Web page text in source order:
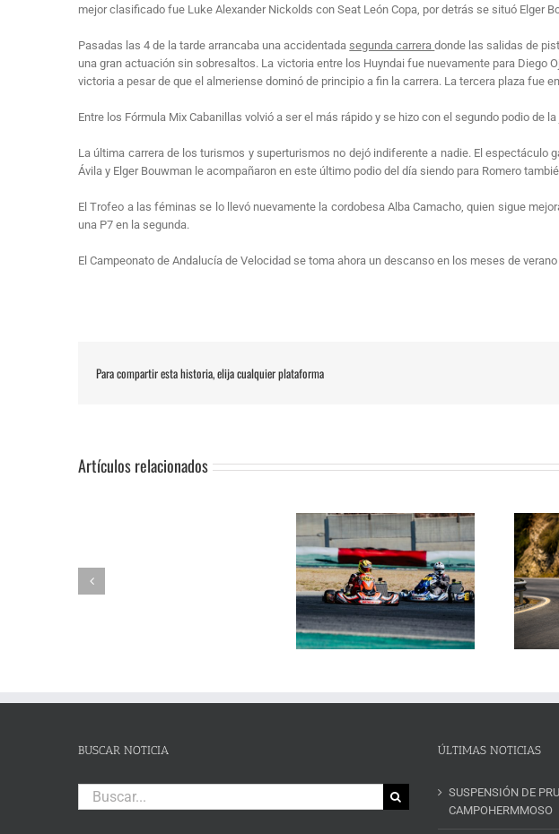
mejor clasificado fue Luke Alexander Nickolds con Seat León Copa, por detrás se situó Elger
Pasadas las 4 de la tarde arrancaba una accidentadasegunda carreradonde las salidas de
una gran actuación sin sobresaltos. La victoria entre los Huyndai fue nuevamente para
victoria a pesar de que el almeriense dominó de principio a fin la carrera. La tercera plaza fue
Entre los Fórmula Mix Cabanillas volvió a ser el más rápido y se hizo con el segundo podio de
La última carrera de los turismos y superturismos no dejó indiferente a nadie. El
Ávila y Elger Bouwman le acompañaron en este último podio del día siendo para Romero
El Trofeo a las féminas se lo llevó nuevamente la cordobesa Alba Camacho, quien sigue
una P7 en la segunda.
El Campeonato de Andalucía de Velocidad se toma ahora un descanso en los meses de
Para compartir esta historia, elija cualquier plataforma
Artículos relacionados
Humberto Janssens conquista la
Subida al Cerro de los Cañones
de Lanjarón 2026 en un brillante
fin de semana de automovilismo
BUSCAR NOTICIA
Buscar:
ÚLTIMAS NOTICIAS
SUSPENSIÓN DE
CAMPOHERMMOSO